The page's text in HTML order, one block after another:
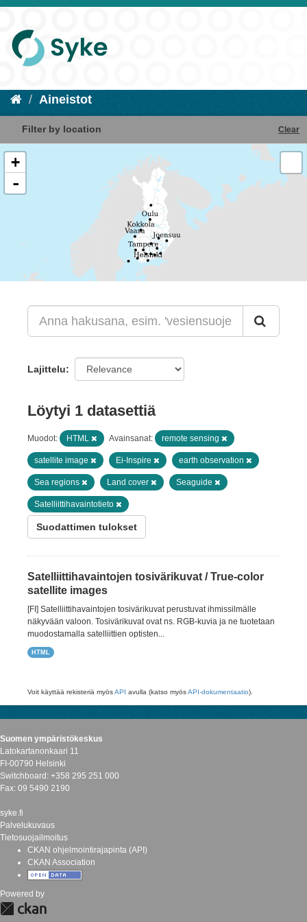
Aineistot
Filter by location Clear
+
-
Lajittelu
Löytyi 1 datasettiä
Muodot: HTML Avainsanat: remote sensing
satellite image Ei-Inspire earth observation
Sea regions Land cover Seaguide
Satelliittihavaintotieto
Suodattimen tulokset
Satelliittihavaintojen tosivärikuvat / True-color
satellite images
[FI] Satelliittihavaintojen tosivärikuvat perustuvat ihmissilmälle
näkyvään valoon. Tosivärikuvat ovat ns. RGB-kuvia ja ne tuotetaan
muodostamalla satelliittien optisten...
HTML
Voit käyttää rekisteriä myösAPI avulla (katso myösAPI-dokumentaatio).
Suomen ympäristökeskus
Latokartanonkaari 11
FI-00790 Helsinki
Switchboard: +358 295 251 000
Fax: 09 5490 2190
syke.fi
Palvelukuvaus
Tietosuojailmoitus
CKAN ohjelmointirajapinta (API)
CKAN Association
Powered by